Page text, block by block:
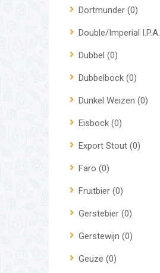
Dortmunder (0)
Double/Imperial I.P.A.
Dubbel (0)
Dubbelbock (0)
Dunkel Weizen (0)
Eisbock (0)
Export Stout (0)
Faro (0)
Fruitbier (0)
Gerstebier (0)
Gerstewijn (0)
Geuze (0)